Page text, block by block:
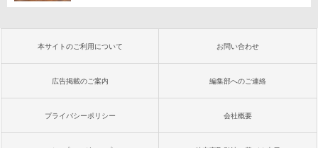
本サイトのご利用について お問い合わせ
広告掲載のご案内 編集部へのご連絡
プライバシーポリシー 会社概要